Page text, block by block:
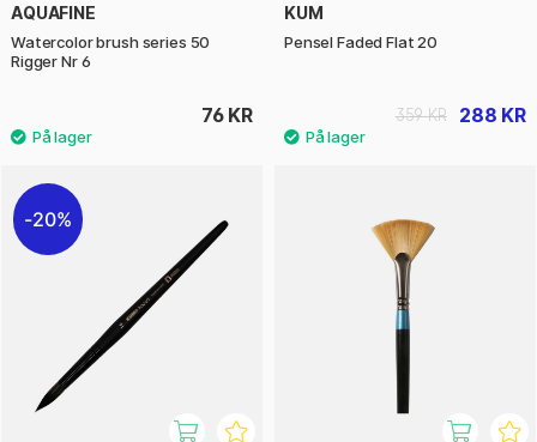
AQUAFINE
Watercolor brush series 50
Rigger Nr 6
76 KR
KUM
Pensel Faded Flat 20
288 KR
359 KR
20%